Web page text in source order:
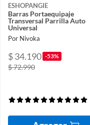
ESHOPANGIE
Barras Portaequipaje
Transversal Parrilla Auto
Universal
Por Nivoka
$ 34.190 -53%
$ 72.990